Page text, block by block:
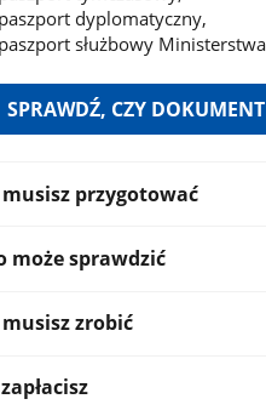
paszport dyplomatyczny,
paszport służbowy
SPRAWDŹ, CZY
musisz przygotować
może sprawdzić
musisz zrobić